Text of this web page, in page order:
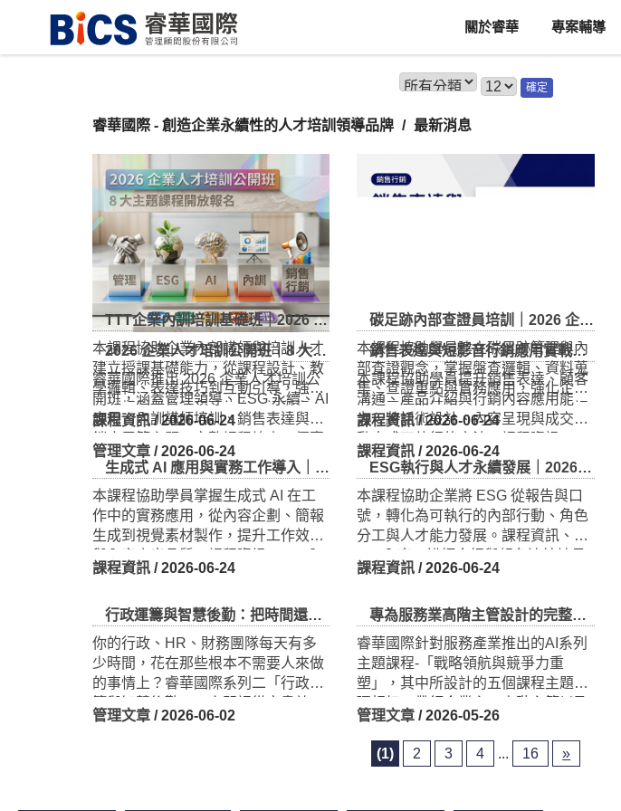
關於睿華 專案輔導
確定
睿華國際 - 創造企業永續性的人才培訓領導品牌 最新消息
2026 企業人才培訓公開班｜8 大主題課程開放報名
睿華國際推出 2026 企業人才培訓公
開班，涵蓋管理領導、ESG 永續、AI
應用、內訓講師培訓、銷售表達與行
方案與報名資訊已正式公告，歡迎企
業團報與個人進修報名。
管理文章 / 2026-06-24
銷售表達與短影音行銷應用實戰｜2026 企業人才培訓公開班
本課程協助學員提升銷售表達、顧客
溝通、產品介紹與行銷內容應用能
力，將話術設計、內容呈現與成交行
DM 內容與報名連結請見本頁。
課程資訊 / 2026-06-24
TTT企業內訓培訓基礎班｜2026 企業人才培訓公開班
本課程協助企業內部講師與培訓人才
建立授課基礎能力，從課程設計、教
學邏輯、表達技巧到互動引導，強化
訊、DM 內容、講師介紹與報名連結
請見本頁。
碳足跡內部查證員培訓｜2026 企業人才培訓公開班
本課程協助學員建立碳足跡管理與內
部查證觀念，掌握盤查邏輯、資料蒐
集、查證重點與實務應用，強化企業
程資訊、DM 內容與報名連結請見本
頁。
生成式 AI 應用與實務工作導入｜2026 企業人才培訓公開班
本課程協助學員掌握生成式 AI 在工
作中的實務應用，從內容企劃、簡報
生成到視覺素材製作，提升工作效率
ESG執行與人才永續發展｜2026 企業人才培訓公開班
本課程協助企業將 ESG 從報告與口
號，轉化為可執行的內部行動、角色
分工與人才能力發展。課程資訊、
本頁。
課程資訊/ 2026-06-24
(1) 2 3 4 ... 16 »